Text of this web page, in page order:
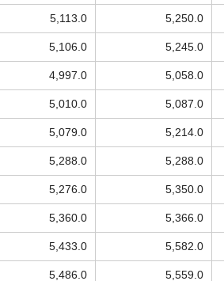
5,113.0 5,250.0
5,106.0 5,245.0
4,997.0 5,058.0
5,010.0 5,087.0
5,079.0 5,214.0
5,288.0 5,288.0
5,276.0 5,350.0
5,360.0 5,366.0
5,433.0 5,582.0
5,486.0 5,559.0